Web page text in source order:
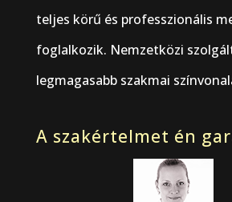
teljes körű és professzionális
foglalkozik. Nemzetközi
legmagasabb szakmai
A szakértelmet én